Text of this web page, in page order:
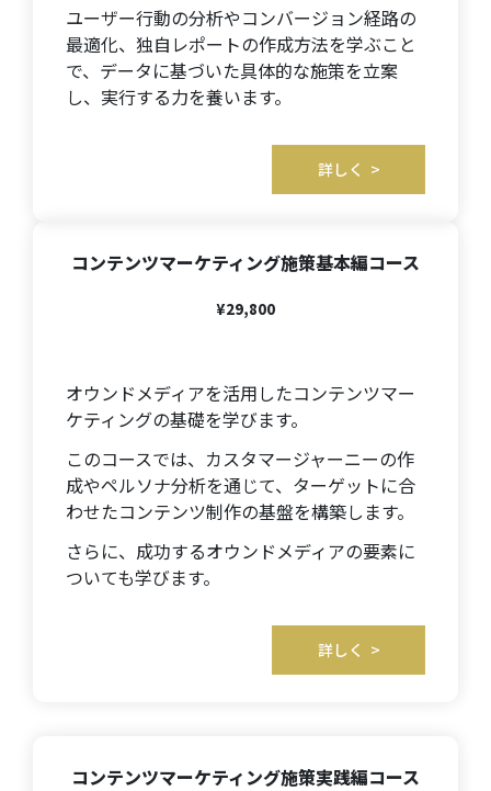
ユーザー行動の分析やコンバージョン経路の
最適化、独自レポートの作成方法を学ぶこと
で、データに基づいた具体的な施策を立案
し、実行する力を養います。
詳しく >
コンテンツマーケティング施策基本編コース
¥29,800
オウンドメディアを活用したコンテンツマー
ケティングの基礎を学びます。
このコースでは、カスタマージャーニーの作
成やペルソナ分析を通じて、ターゲットに合
わせたコンテンツ制作の基盤を構築します。
さらに、成功するオウンドメディアの要素に
ついても学びます。
詳しく >
コンテンツマーケティング施策実践編コース